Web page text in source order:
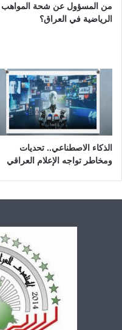
من المسؤول عن شحة المواهب
الرياضية في العراق؟
الذكاء الاصطناعي.. تحديات
ومخاطر تواجه الإعلام العراقي